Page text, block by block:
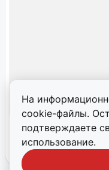
На
cookie-файлы.
подтверждаете
использование.